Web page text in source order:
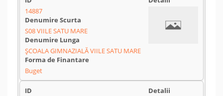
14887
S08 VIILE SATU MARE
ȘCOALA GIMNAZIALĂ VIILE SATU MARE
Buget